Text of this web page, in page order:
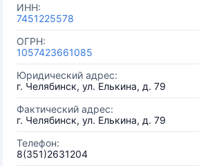
ИНН:
7451225578
ОГРН:
1057423661085
Юридический адрес:
г. Челябинск, ул. Елькина, д. 79
Фактический адрес:
г. Челябинск, ул. Елькина, д. 79
Телефон:
8(351)2631204